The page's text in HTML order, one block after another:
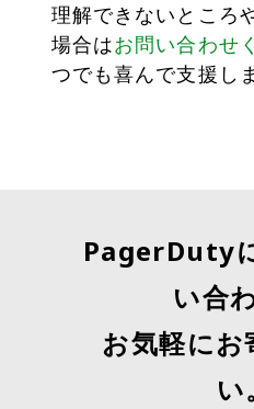
理解できないところ
場合はお問い合わせ
つでも喜んで支援し
PagerDuty
い合
お気軽にお
い